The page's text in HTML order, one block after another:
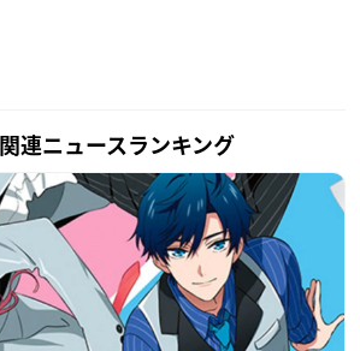
連ニュースランキング